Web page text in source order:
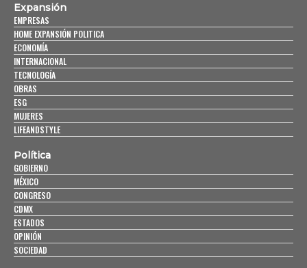
Expansión
EMPRESAS
HOME EXPANSIÓN POLITICA
ECONOMÍA
INTERNACIONAL
TECNOLOGÍA
OBRAS
ESG
MUJERES
LIFEANDSTYLE
Política
GOBIERNO
MÉXICO
CONGRESO
CDMX
ESTADOS
OPINIÓN
SOCIEDAD